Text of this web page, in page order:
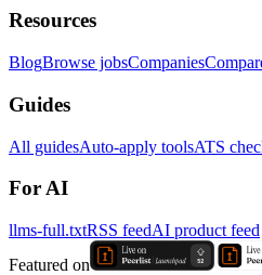
Resources
BlogBrowse jobsCompanies
Guides
All guidesAuto-apply toolsATS
For AI
llms-full.txtRSS feedAI product feed
Featured on